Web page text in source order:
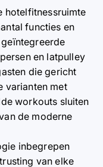
hotelfitnessruimte
functies en
en latpulley
die gericht
varianten met
workouts sluiten
de moderne
inbegrepen
van elke